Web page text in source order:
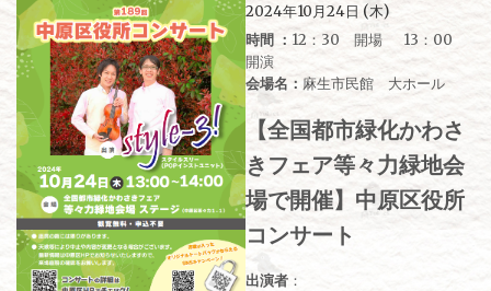
2024年10月24日 (木)
時間 ： 12：30 開場 13：00
開演
会場名： 麻生市民館 大ホール
【全国都市緑化かわさ
きフェア等々力緑地会
場で開催】中原区役所
コンサート
出演者 ：